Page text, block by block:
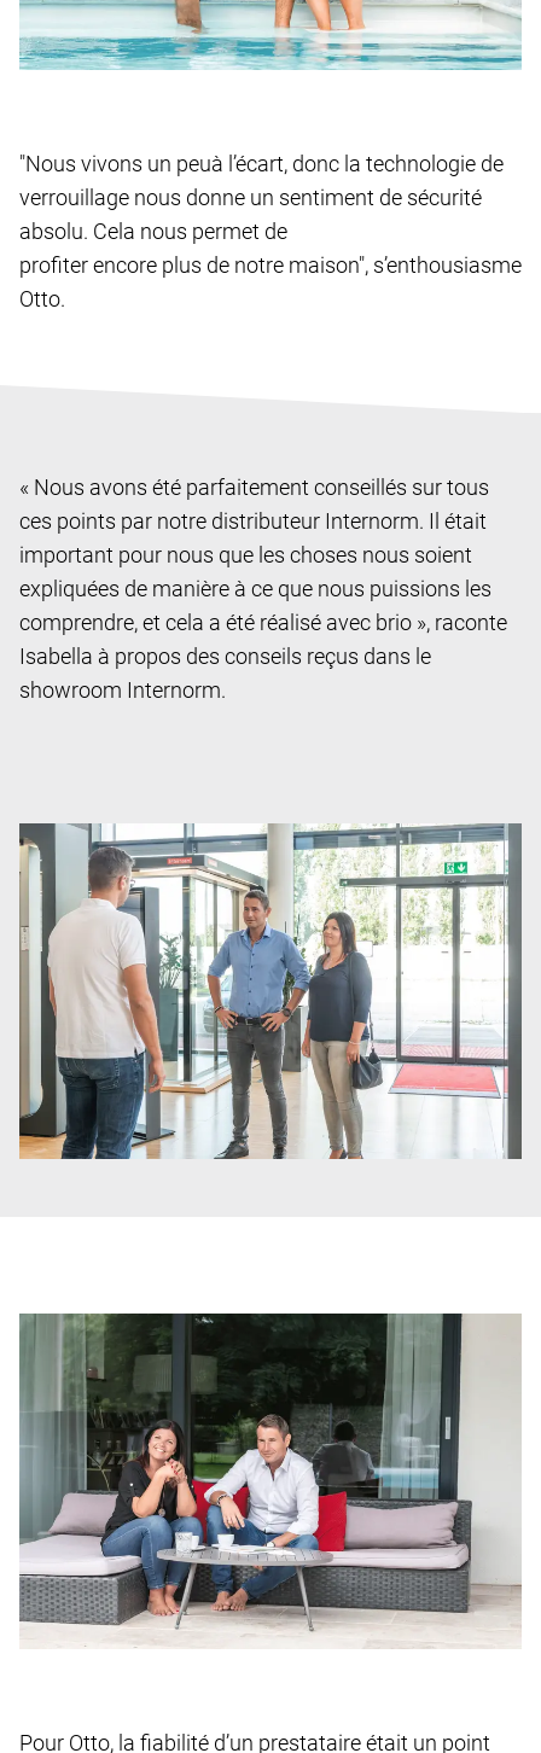
"Nous vivons un peuà l’écart, donc la technologie de
verrouillage nous donne un sentiment de sécurité
absolu. Cela nous permet de
profiter encore plus de notre maison", s’enthousiasme
Otto.
« Nous avons été parfaitement conseillés sur tous
ces points par notre distributeur Internorm. Il était
important pour nous que les choses nous soient
expliquées de manière à ce que nous puissions les
comprendre, et cela a été réalisé avec brio », raconte
Isabella à propos des conseils reçus dans le
showroom Internorm.
Pour Otto, la fiabilité d’un prestataire était un point